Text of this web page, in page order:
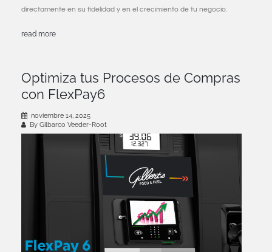
directamente en su fidelidad y en el crecimiento de tu negocio.
read more
Optimiza tus Procesos de Compras
con FlexPay6
noviembre 14, 2025
By Gilbarco Veeder-Root